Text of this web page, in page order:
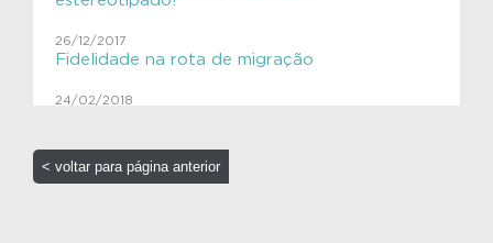
VIVAves
26/12/2017
Fidelidade na rota de migração
24/02/2018
13/10/2017
Sensacional!! Aquário em realidade virtual!!
< voltar para página anterior